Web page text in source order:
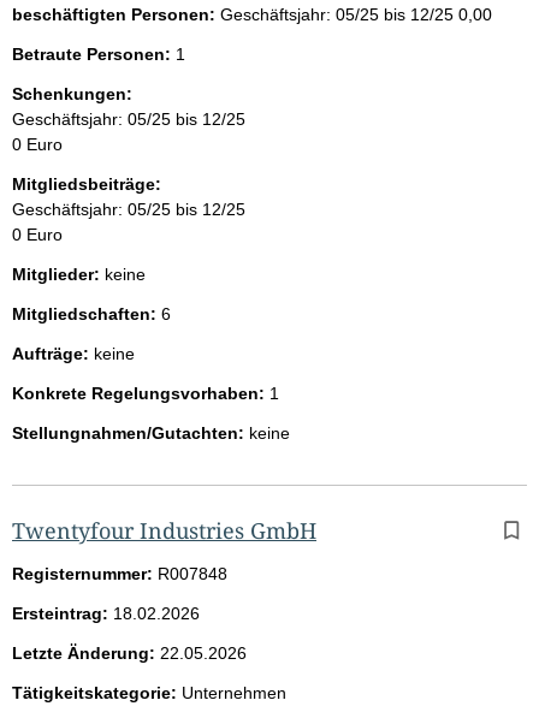
beschäftigten Personen: Geschäftsjahr: 05/25 bis 12/25 0,00
Betraute Personen: 1
Schenkungen:
Geschäftsjahr: 05/25 bis 12/25
0 Euro
Mitgliedsbeiträge:
Geschäftsjahr: 05/25 bis 12/25
0 Euro
Mitglieder: keine
Mitgliedschaften: 6
Aufträge: keine
Konkrete Regelungsvorhaben: 1
Stellungnahmen/Gutachten: keine
Twentyfour Industries GmbH
Registernummer: R007848
Ersteintrag: 18.02.2026
Letzte Änderung: 22.05.2026
Tätigkeitskategorie: Unternehmen